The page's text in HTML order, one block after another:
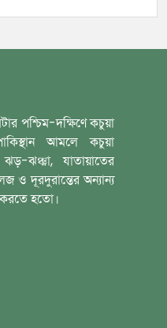
পশ্চিম-দক্ষিণে কচুয়া
আমলে কচুয়া
ঝড়-ঝঞ্ঝা, যাতায়াতের
ও দূরদুরান্তের অন্যান্য
করতে হতো।